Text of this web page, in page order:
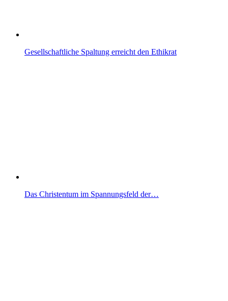
Gesellschaftliche Spaltung erreicht den Ethikrat
Das Christentum im Spannungsfeld der…